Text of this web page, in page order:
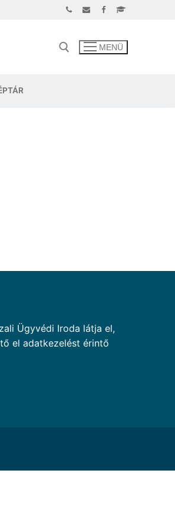
MENÜ
Ügyvédi Iroda látja el,
el adatkezelést érintő